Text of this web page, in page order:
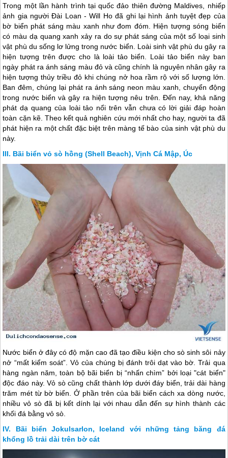
Trong một lần hành trình tại quốc đảo thiên đường Maldives, nhiếp
ảnh gia người Đài Loan - Will Ho đã ghi lại hình ảnh tuyệt đẹp của
bờ biển phát sáng màu xanh như đom đóm. Hiện tượng sóng biển
có màu dạ quang xanh xảy ra do sự phát sáng của một số loại sinh
vật phù du sống lơ lửng trong nước biển. Loài sinh vật phù du gây ra
hiện tượng trên được cho là loài tảo biển. Loài tảo biển này ban
ngày phát ra ánh sáng màu đỏ và cũng chính là nguyên nhân gây ra
hiện tượng thủy triều đỏ khi chúng nở hoa rầm rộ với số lượng lớn.
Ban đêm, chúng lại phát ra ánh sáng neon màu xanh, chuyển động
trong nước biển và gây ra hiện tượng nêu trên. Đến nay, khả năng
phát dạ quang của loài tảo nổi trên vẫn chưa có lời giải đáp hoàn
toàn cặn kẽ. Theo kết quả nghiên cứu mới nhất cho hay, người ta đã
phát hiện ra một chất đặc biệt trên màng tế bào của sinh vật phù du
này.
Bãi biển vỏ sò hồng (Shell Beach), Vịnh Cá Mập, Úc
Nước biển ở đây có độ mặn cao đã tạo điều kiện cho sò sinh sôi nảy
nở “mất kiểm soát”. Vỏ của chúng bị đánh trôi dạt vào bờ. Trải qua
hàng ngàn năm, toàn bộ bãi biển bị “nhấn chìm” bởi loại "cát biển"
độc đáo này. Vỏ sò cũng chất thành lớp dưới đáy biển, trải dài hàng
trăm mét từ bờ biển. Ở phần trên của bãi biển cách xa dòng nước,
nhiều vỏ sò đã bị kết dính lại với nhau dẫn đến sự hình thành các
khối đá bằng vỏ sò.
Bãi biển Jokulsarlon, Iceland với những tảng băng đá
khổng lồ trải dài trên bờ cát